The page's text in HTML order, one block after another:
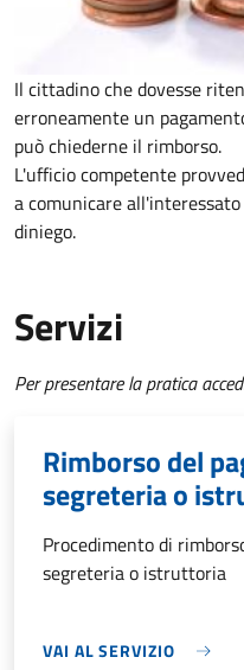
Il cittadino che dovesse
erroneamente un
può chiederne il rimborso.
L'ufficio competente
a comunicare
diniego.
Servizi
Per presentare la pratica
Rimborso del
segreteria o
Procedimento di
segreteria o istruttoria
VAI AL SERVIZIO